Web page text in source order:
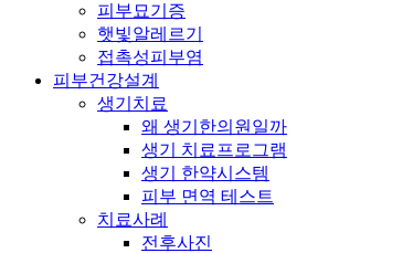
피부묘기증
햇빛알레르기
접촉성피부염
피부건강설계
생기치료
왜 생기한의원일까
생기 치료프로그램
생기 한약시스템
피부 면역 테스트
치료사례
전후사진